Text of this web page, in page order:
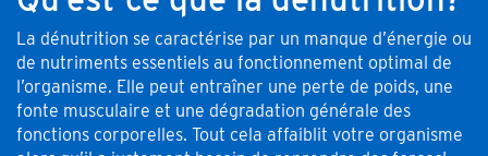
La dénutrition se caractérise par un manque d’énergie ou
de nutriments essentiels au fonctionnement optimal de
l’organisme. Elle peut entraîner une perte de poids, une
fonte musculaire et une dégradation générale des
fonctions corporelles. Tout cela affaiblit votre organisme